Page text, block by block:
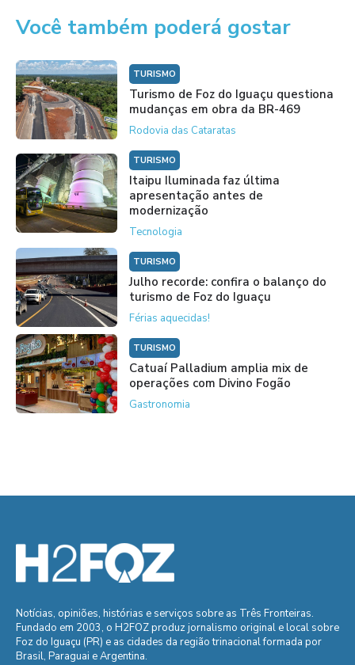
Você também poderá gostar
TURISMO
Turismo de Foz do Iguaçu questiona
mudanças em obra da BR-469
Rodovia das Cataratas
TURISMO
Itaipu Iluminada faz última
apresentação antes de
modernização
Tecnologia
TURISMO
Julho recorde: confira o balanço do
turismo de Foz do Iguaçu
Férias aquecidas!
TURISMO
Catuaí Palladium amplia mix de
operações com Divino Fogão
Gastronomia
Notícias, opiniões, histórias e serviços sobre as Três Fronteiras.
Fundado em 2003, o H2FOZ produz jornalismo original e local sobre
Foz do Iguaçu (PR) e as cidades da região trinacional formada por
Brasil, Paraguai e Argentina.